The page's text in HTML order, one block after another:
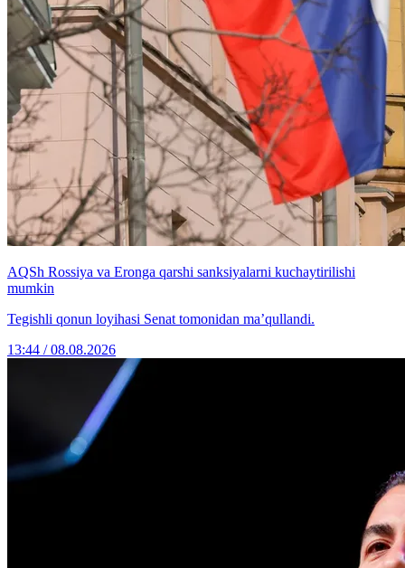
AQSh Rossiya va Eronga qarshi sanksiyalarni kuchaytirilishi
mumkin
Tegishli qonun loyihasi Senat tomonidan ma’qullandi.
13:44 / 08.08.2026